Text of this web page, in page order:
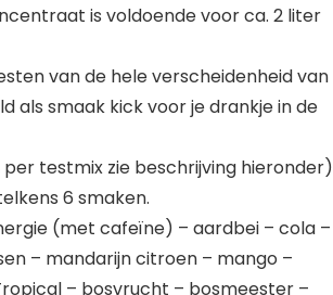
is voldoende voor ca. 2 liter
van de hele verscheidenheid van
als smaak kick voor je drankje in de
testmix zie beschrijving hieronder)
6 smaken.
(met cafeïne) – aardbei – cola –
– mandarijn citroen – mango –
– bosvrucht – bosmeester –